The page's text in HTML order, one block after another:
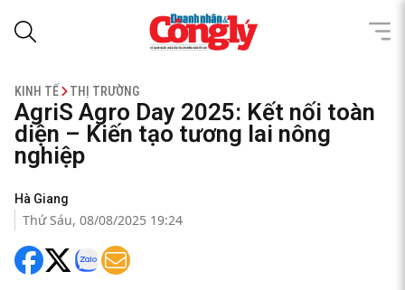
KINH TẾ THỊ TRƯỜNG
AgriS Agro Day 2025: Kết nối toàn
diện – Kiến tạo tương lai nông
nghiệp
Hà Giang
Thứ Sáu, 08/08/2025 19:24